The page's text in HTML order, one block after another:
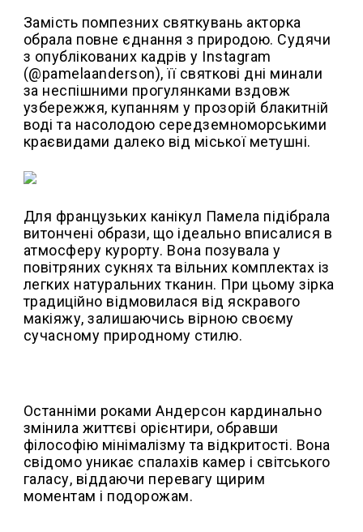
Замість помпезних святкувань акторка
обрала повне єднання з природою. Судячи
з опублікованих кадрів у Instagram
(@pamelaanderson), її святкові дні минали
за неспішними прогулянками вздовж
узбережжя, купанням у прозорій блакитній
воді та насолодою середземноморськими
краєвидами далеко від міської метушні.
Для французьких канікул Памела підібрала
витончені образи, що ідеально вписалися в
атмосферу курорту. Вона позувала у
повітряних сукнях та вільних комплектах із
легких натуральних тканин. При цьому зірка
традиційно відмовилася від яскравого
макіяжу, залишаючись вірною своєму
сучасному природному стилю.
Останніми роками Андерсон кардинально
змінила життєві орієнтири, обравши
філософію мінімалізму та відкритості. Вона
свідомо уникає спалахів камер і світського
галасу, віддаючи перевагу щирим
моментам і подорожам.